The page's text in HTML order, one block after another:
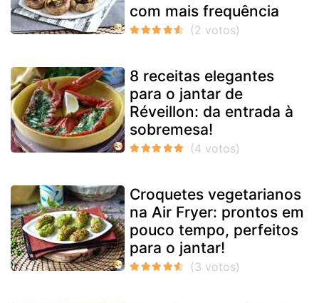
com mais frequência
8 receitas elegantes
para o jantar de
Réveillon: da entrada à
sobremesa!
Croquetes vegetarianos
na Air Fryer: prontos em
pouco tempo, perfeitos
para o jantar!